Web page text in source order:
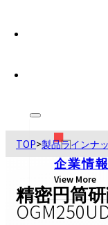
企業情
View More
TOP>製品ラインナ
精密円筒